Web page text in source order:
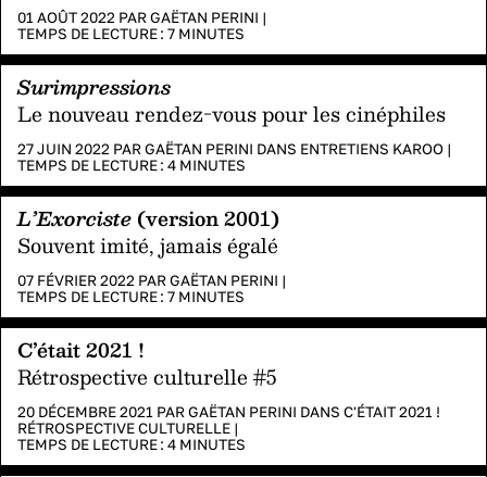
01 AOÛT 2022 PARGAËTAN PERINI |
TEMPS DE LECTURE : 7 MINUTES
Surimpressions
Le nouveau rendez-vous pour les cinéphiles
27 JUIN 2022 PARGAËTAN PERINI DANS ENTRETIENS KAROO |
TEMPS DE LECTURE : 4 MINUTES
L’Exorciste (version 2001)
Souvent imité, jamais égalé
07 FÉVRIER 2022 PARGAËTAN PERINI |
TEMPS DE LECTURE : 7 MINUTES
C’était 2021 !
Rétrospective culturelle #5
20 DÉCEMBRE 2021 PARGAËTAN PERINI DANS C'ÉTAIT 2021 !
RÉTROSPECTIVE CULTURELLE |
TEMPS DE LECTURE : 4 MINUTES